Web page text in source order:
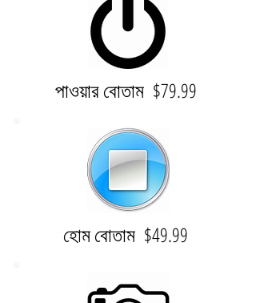
পাওয়ার বোতাম $79.99
হোম বোতাম $49.99